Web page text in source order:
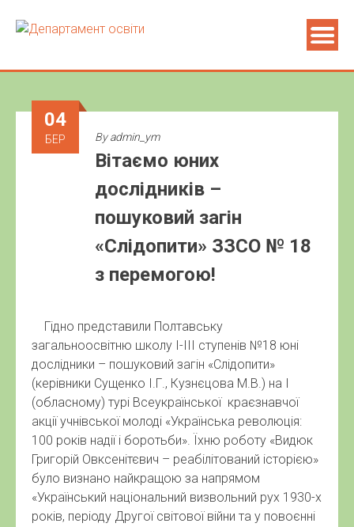
04
БЕР Byadmin_ym
Вітаємо юних
дослідників –
пошуковий загін
«Слідопити» ЗЗСО № 18
з перемогою!
Гідно представили Полтавську
загальноосвітню школу І-ІІІ ступенів №18 юні
дослідники – пошуковий загін «Слідопити»
(керівники Сущенко І.Г., Кузнєцова М.В.) на І
(обласному) турі Всеукраїнської краєзнавчої
акції учнівської молоді «Українська революція:
100 років надії і боротьби». Їхню роботу «Видюк
Григорій Овксенітєвич – реабілітований історією»
було визнано найкращою за напрямом
«Український національний визвольний рух 1930-х
років, періоду Другої світової війни та у повоєнні